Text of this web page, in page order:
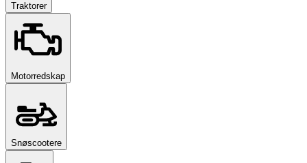
Traktorer
Motorredskap
Snøscootere